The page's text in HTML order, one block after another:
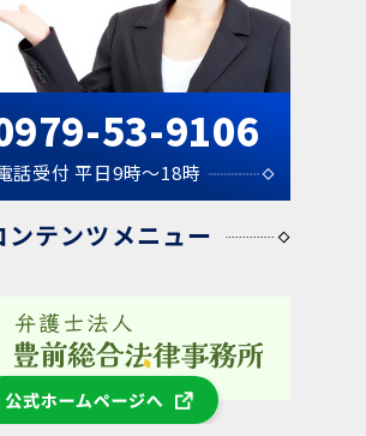
日
「業務上横領とは？弁護士がわかりや
に関する記事を記載いたしました。
日
「解雇とは？日本の労働法制の特徴、
を弁護士がわかりやすく解説」に関
載いたしました。
53-9106
話受付 平日9時～18時
ンテンツメニュー
公式ホームページへ